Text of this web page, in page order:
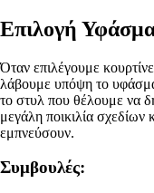
Επιλογή
Όταν επιλέγουμε
λάβουμε υπόψη το
το στυλ που θέλουμε να
μεγάλη ποικιλία
εμπνεύσουν.
Συμβουλές: